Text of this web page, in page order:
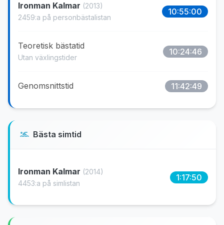
Ironman Kalmar (2013)
2459:a på personbästalistan
10:55:00
Teoretisk bästatid
Utan växlingstider
10:24:46
Genomsnittstid 11:42:49
Bästa simtid
Ironman Kalmar (2014)
4453:a på simlistan
1:17:50